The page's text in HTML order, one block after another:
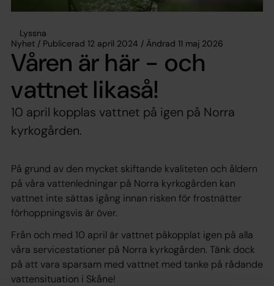
Lyssna
Nyhet / Publicerad 12 april 2024 / Ändrad 11 maj 2026
Våren är här - och
vattnet likaså!
10 april kopplas vattnet på igen på Norra
kyrkogården.
På grund av den mycket skiftande kvaliteten och åldern
på våra vattenledningar på Norra kyrkogården kan
vattnet inte sättas igång innan risken för frostnätter
förhoppningsvis är över.
Från och med 10 april är vattnet påkopplat igen på alla
våra servicestationer på Norra kyrkogården. Tänk dock
på att vara sparsam med vattnet med tanke på rådande
vattensituation i Skåne!